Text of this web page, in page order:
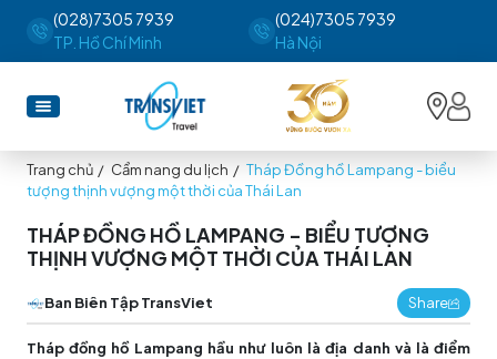
(028)7305 7939
TP. Hồ Chí Minh
(024)7305 7939
Hà Nội
Trang chủ / Cẩm nang du lịch / Tháp Đồng hồ Lampang - biểu
tượng thịnh vượng một thời của Thái Lan
THÁP ĐỒNG HỒ LAMPANG - BIỂU TƯỢNG
THỊNH VƯỢNG MỘT THỜI CỦA THÁI LAN
Ban Biên Tập TransViet Share
Tháp đồng hồ Lampang hầu như luôn là địa danh và là điểm